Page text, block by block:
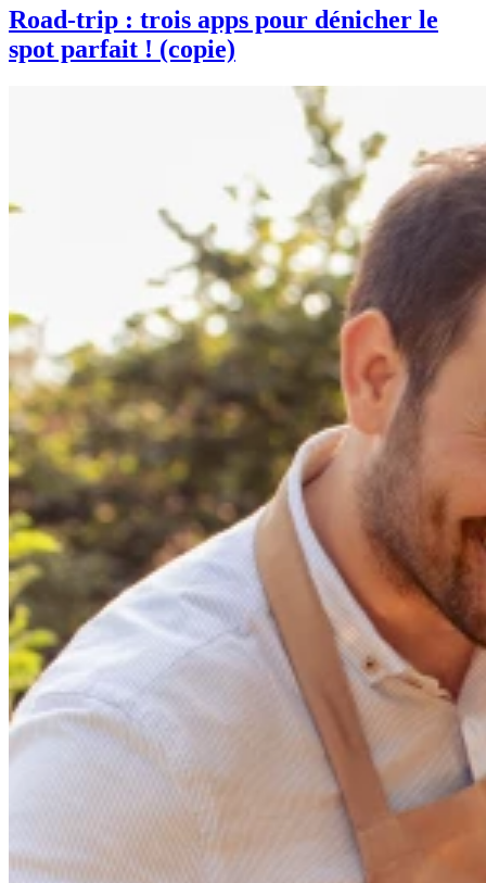
Road-trip : trois apps pour dénicher le
spot parfait ! (copie)